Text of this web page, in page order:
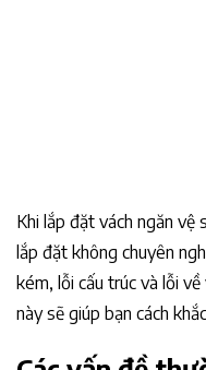
Khi lắp đặt vách ngăn vệ
lắp đặt không chuyên
kém, lỗi cấu trúc và lỗi về
này sẽ giúp bạn cách